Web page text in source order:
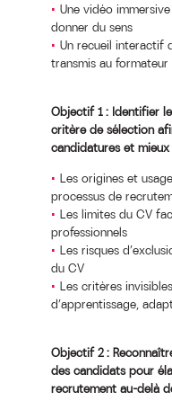
Une vidéo
donner du sens
Un recueil interactif
transmis au formateur
Objectif 1 : Identifier
critère de sélection
candidatures et
Les origines et
processus de
Les limites du CV
professionnels
Les risques
du CV
Les critères
d’apprentissage,
Objectif 2 :
des candidats pour
recrutement au-delà